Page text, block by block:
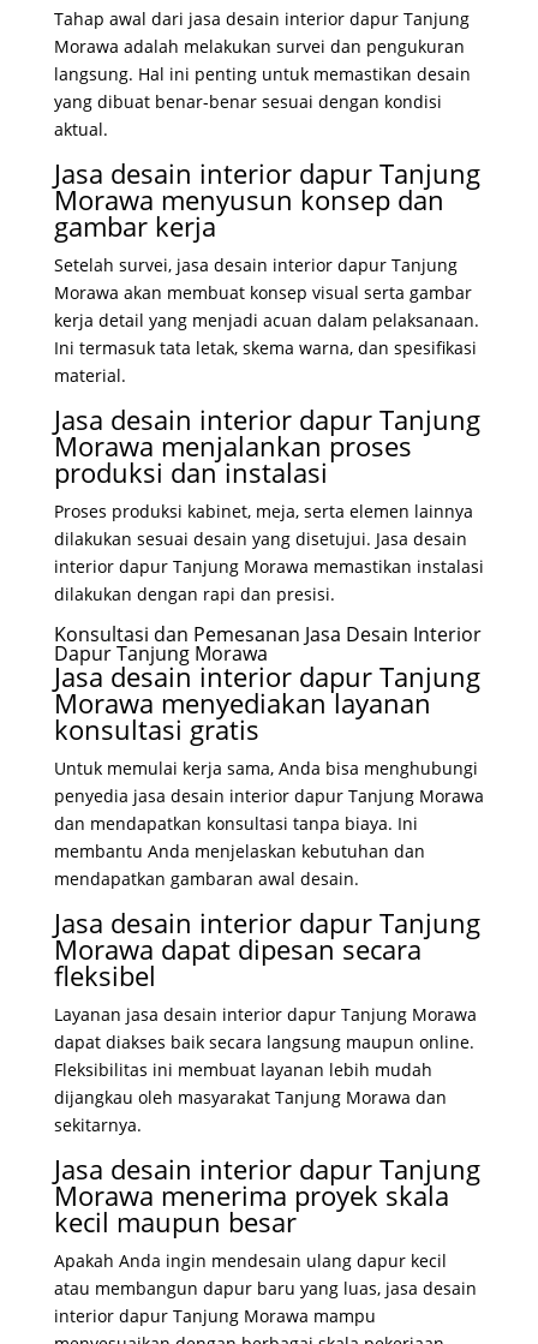
Tahap awal dari jasa desain interior dapur Tanjung
Morawa adalah melakukan survei dan pengukuran
langsung. Hal ini penting untuk memastikan desain
yang dibuat benar-benar sesuai dengan kondisi
aktual.
Jasa desain interior dapur Tanjung
Morawa menyusun konsep dan
gambar kerja
Setelah survei, jasa desain interior dapur Tanjung
Morawa akan membuat konsep visual serta gambar
kerja detail yang menjadi acuan dalam pelaksanaan.
Ini termasuk tata letak, skema warna, dan spesifikasi
material.
Jasa desain interior dapur Tanjung
Morawa menjalankan proses
produksi dan instalasi
Proses produksi kabinet, meja, serta elemen lainnya
dilakukan sesuai desain yang disetujui. Jasa desain
interior dapur Tanjung Morawa memastikan instalasi
dilakukan dengan rapi dan presisi.
Konsultasi dan Pemesanan Jasa Desain Interior
Dapur Tanjung Morawa
Jasa desain interior dapur Tanjung
Morawa menyediakan layanan
konsultasi gratis
Untuk memulai kerja sama, Anda bisa menghubungi
penyedia jasa desain interior dapur Tanjung Morawa
dan mendapatkan konsultasi tanpa biaya. Ini
membantu Anda menjelaskan kebutuhan dan
mendapatkan gambaran awal desain.
Jasa desain interior dapur Tanjung
Morawa dapat dipesan secara
fleksibel
Layanan jasa desain interior dapur Tanjung Morawa
dapat diakses baik secara langsung maupun online.
Fleksibilitas ini membuat layanan lebih mudah
dijangkau oleh masyarakat Tanjung Morawa dan
sekitarnya.
Jasa desain interior dapur Tanjung
Morawa menerima proyek skala
kecil maupun besar
Apakah Anda ingin mendesain ulang dapur kecil
atau membangun dapur baru yang luas, jasa desain
interior dapur Tanjung Morawa mampu